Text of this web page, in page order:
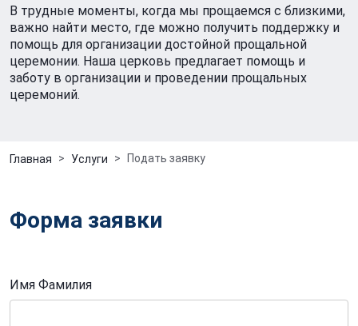
В трудные моменты, когда мы прощаемся с близкими,
важно найти место, где можно получить поддержку и
помощь для организации достойной прощальной
церемонии. Наша церковь предлагает помощь и
заботу в организации и проведении прощальных
церемоний.
Главная Услуги Подать заявку
Форма заявки
Имя Фамилия